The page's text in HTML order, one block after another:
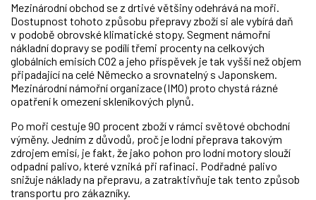
Mezinárodní obchod se z drtivé většiny odehrává na moři.
Dostupnost tohoto způsobu přepravy zboží si ale vybírá daň
v podobě obrovské klimatické stopy. Segment námořní
nákladní dopravy se podílí třemi procenty na celkových
globálních emisích CO2 a jeho příspěvek je tak vyšší než objem
připadající na celé Německo a srovnatelný s Japonskem.
Mezinárodní námořní organizace (IMO) proto chystá rázné
opatření k omezení skleníkových plynů.
Po moři cestuje 90 procent zboží v rámci světové obchodní
výměny. Jedním z důvodů, proč je lodní přeprava takovým
zdrojem emisí, je fakt, že jako pohon pro lodní motory slouží
odpadní palivo, které vzniká při rafinaci. Podřadné palivo
snižuje náklady na přepravu, a zatraktivňuje tak tento způsob
transportu pro zákazníky.